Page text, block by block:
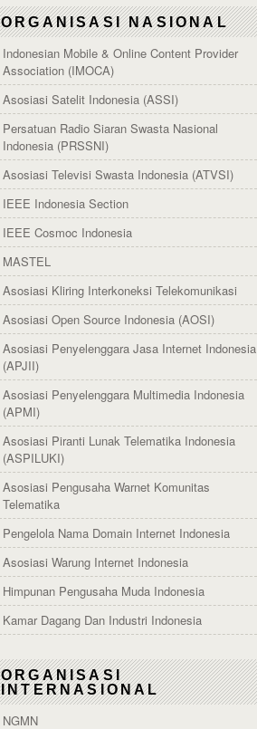
ORGANISASI NASIONAL
Indonesian Mobile & Online Content Provider
Association (IMOCA)
Asosiasi Satelit Indonesia (ASSI)
Persatuan Radio Siaran Swasta Nasional
Indonesia (PRSSNI)
Asosiasi Televisi Swasta Indonesia (ATVSI)
IEEE Indonesia Section
IEEE Cosmoc Indonesia
MASTEL
Asosiasi Kliring Interkoneksi Telekomunikasi
Asosiasi Open Source Indonesia (AOSI)
Asosiasi Penyelenggara Jasa Internet Indonesia
(APJII)
Asosiasi Penyelenggara Multimedia Indonesia
(APMI)
Asosiasi Piranti Lunak Telematika Indonesia
(ASPILUKI)
Asosiasi Pengusaha Warnet Komunitas
Telematika
Pengelola Nama Domain Internet Indonesia
Asosiasi Warung Internet Indonesia
Himpunan Pengusaha Muda Indonesia
Kamar Dagang Dan Industri Indonesia
ORGANISASI
INTERNASIONAL
NGMN